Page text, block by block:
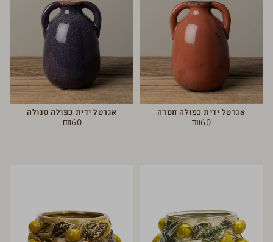
אגרטל ידית כפולה חמרה
₪60
אגרטל ידית כפולה סגולה
₪60